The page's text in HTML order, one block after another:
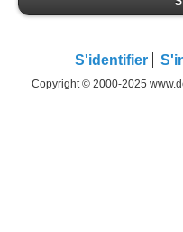
S'identifier
Copyright © 2000-2025